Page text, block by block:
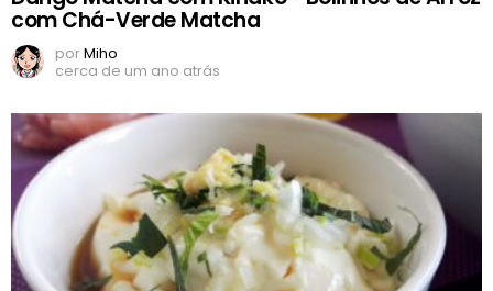
com Chá-Verde Matcha
porMiho
cerca de um ano atrás